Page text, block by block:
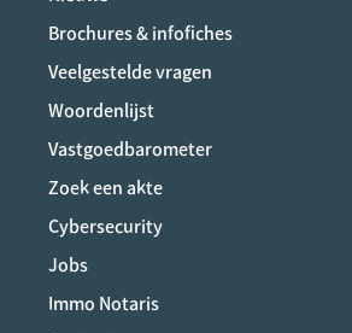
Brochures & infofiches
Veelgestelde vragen
Woordenlijst
Vastgoedbarometer
Zoek een akte
Cybersecurity
Jobs
Immo Notaris